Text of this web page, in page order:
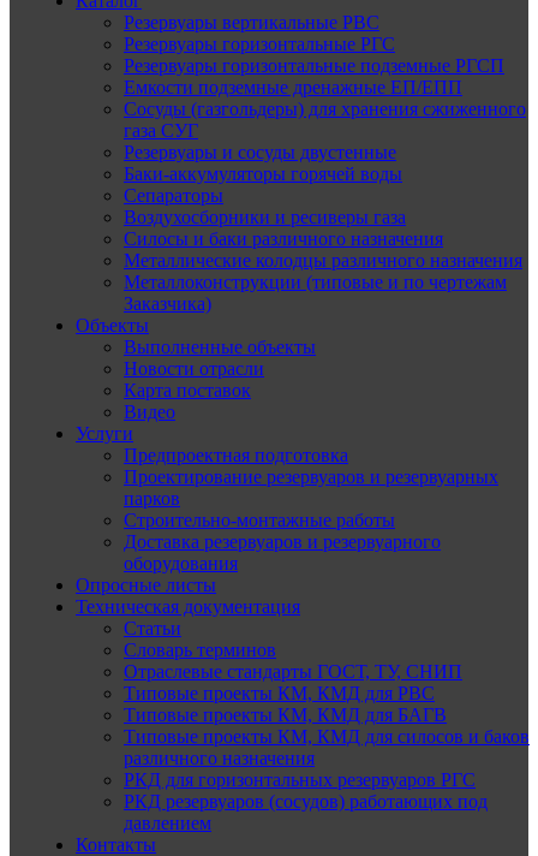
Резервуары вертикальные РВС
Резервуары горизонтальные РГС
Резервуары горизонтальные подземные РГСП
Емкости подземные дренажные ЕП/ЕПП
Сосуды (газгольдеры) для хранения сжиженного
газа СУГ
Резервуары и сосуды двустенные
Баки-аккумуляторы горячей воды
Сепараторы
Воздухосборники и ресиверы газа
Силосы и баки различного назначения
Металлические колодцы различного назначения
Металлоконструкции (типовые и по чертежам
Заказчика)
Объекты
Выполненные объекты
Новости отрасли
Карта поставок
Видео
Услуги
Предпроектная подготовка
Проектирование резервуаров и резервуарных
парков
Строительно-монтажные работы
Доставка резервуаров и резервуарного
оборудования
Опросные листы
Техническая документация
Статьи
Словарь терминов
Отраслевые стандарты ГОСТ, ТУ, СНИП
Типовые проекты КМ, КМД для РВС
Типовые проекты КМ, КМД для БАГВ
Типовые проекты КМ, КМД для силосов и баков
различного назначения
РКД для горизонтальных резервуаров РГС
РКД резервуаров (сосудов) работающих под
давлением
Контакты